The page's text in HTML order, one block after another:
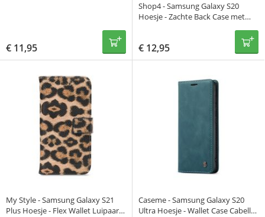
€ 11,95
Shop4 - Samsung Galaxy S20
Hoesje - Zachte Back Case met
€ 12,95
My Style - Samsung Galaxy S21
Plus Hoesje - Flex Wallet Luipaard
Caseme - Samsung Galaxy S20
Ultra Hoesje - Wallet Case Cabello